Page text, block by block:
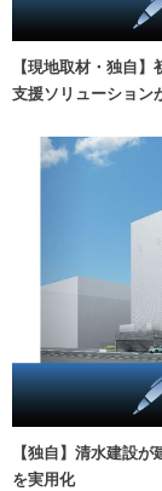
【現地取材・独自
支援ソリューション
【独自】清水建設
を実用化